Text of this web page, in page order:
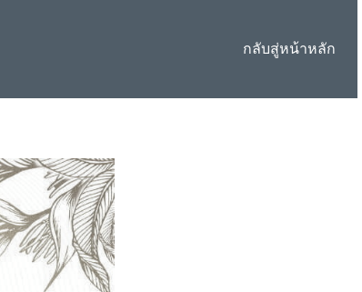
กลับสู่หน้าหลัก